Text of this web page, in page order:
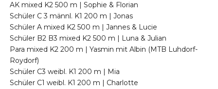
AK mixed K2 500 m | Sophie & Florian
Schüler C 3 männl. K1 200 m | Jonas
Schüler A mixed K2 500 m | Jannes & Lucie
Schüler B2 B3 mixed K2 500 m | Luna & Julian
Para mixed K2 200 m | Yasmin mit Albin (MTB Luhdorf-
Roydorf)
Schüler C3 weibl. K1 200 m | Mia
Schüler C1 weibl. K1 200 m | Charlotte